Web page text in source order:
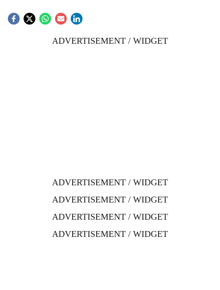
ADVERTISEMENT / WIDGET
ADVERTISEMENT / WIDGET
ADVERTISEMENT / WIDGET
ADVERTISEMENT / WIDGET
ADVERTISEMENT / WIDGET